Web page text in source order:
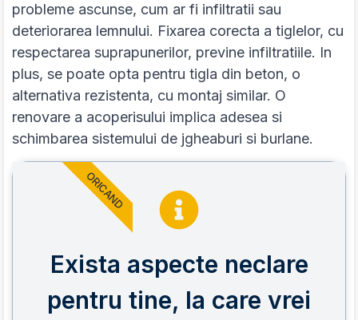
probleme ascunse, cum ar fi infiltratii sau
deteriorarea lemnului. Fixarea corecta a tiglelor, cu
respectarea suprapunerilor, previne infiltratiile. In
plus, se poate opta pentru tigla din beton, o
alternativa rezistenta, cu montaj similar. O
renovare a acoperisului implica adesea si
schimbarea sistemului de jgheaburi si burlane.
Exista aspecte neclare
pentru tine, la care vrei
ORICAND